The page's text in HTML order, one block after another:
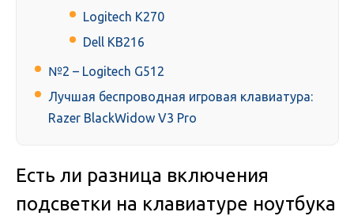
Logitech K270
Dell KB216
№2 – Logitech G512
Лучшая беспроводная игровая клавиатура:
Razer BlackWidow V3 Pro
Есть ли разница включения
подсветки на клавиатуре ноутбука